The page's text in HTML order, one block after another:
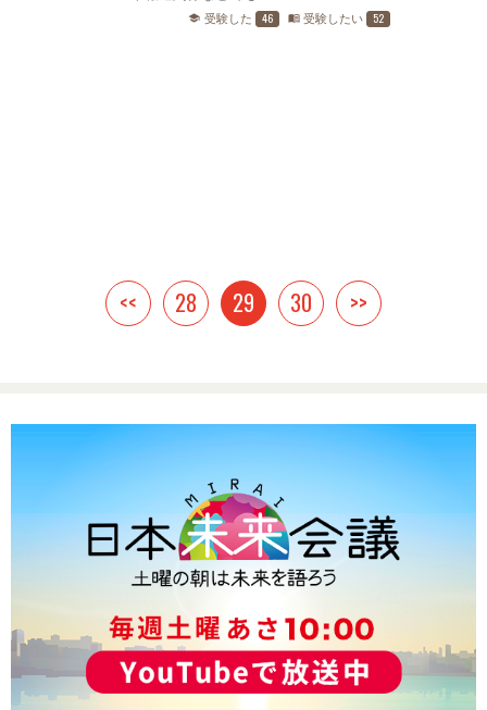
school 受験した 46 menu_book 受験したい 52
<< 28 29 30 >>